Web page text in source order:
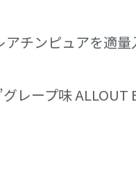
チンピュアを適量
レープ味